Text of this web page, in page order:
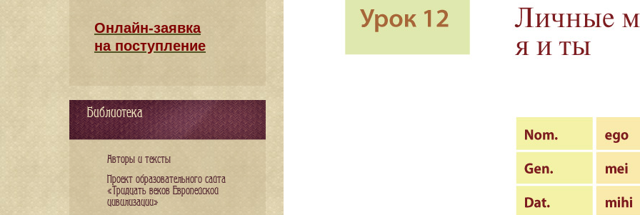
Онлайн-заявка
на поступление
Библиотека
Авторы и тексты
Проект образовательного сайта
«Тридцать веков Европейской
цивилизации»